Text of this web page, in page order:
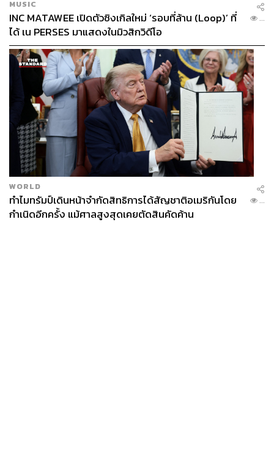
MUSIC
INC MATAWEE เปิดตัวซิงเกิลใหม่ ‘รอบที่ล้าน (Loop)’ ที่
ได้ เน PERSES มาแสดงในมิวสิกวิดีโอ
...
WORLD
ทำไมทรัมป์เดินหน้าจำกัดสิทธิการได้สัญชาติอเมริกันโดย
กำเนิดอีกครั้ง แม้ศาลสูงสุดเคยตัดสินคัดค้าน
...